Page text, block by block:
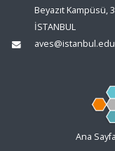
Beyazıt Kampüsü,
İSTANBUL
Ana Sayfa